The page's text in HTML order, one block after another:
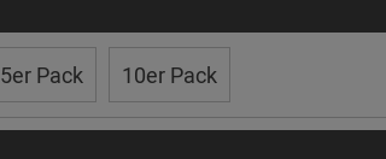
5er Pack 10er Pack